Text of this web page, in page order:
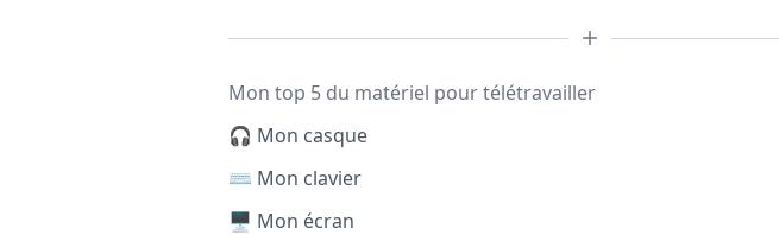
Mon top 5 du matériel pour télétravailler
🎧 Mon casque
⌨️ Mon clavier
🖥️ Mon écran